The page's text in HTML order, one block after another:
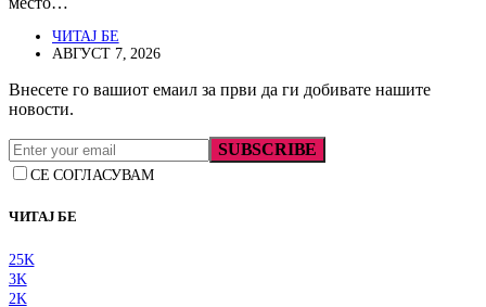
ЧИТАЈ БЕ
АВГУСТ 7, 2026
Внесете го вашиот емаил за први да ги добивате нашите
новости.
SUBSCRIBE
СЕ СОГЛАСУВАМ
ЧИТАЈ БЕ
25K
3K
2K